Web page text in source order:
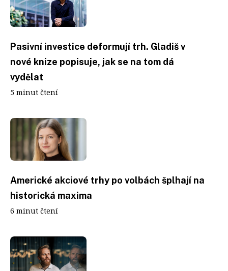
Pasivní investice deformují trh. Gladiš v
nové knize popisuje, jak se na tom dá
vydělat
5 minut čtení
Americké akciové trhy po volbách šplhají na
historická maxima
6 minut čtení